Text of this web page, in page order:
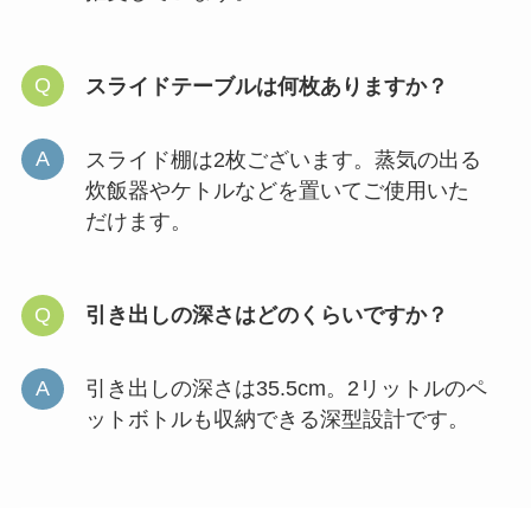
スライドテーブルは何枚ありますか？
スライド棚は2枚ございます。蒸気の出る
炊飯器やケトルなどを置いてご使用いた
だけます。
引き出しの深さはどのくらいですか？
引き出しの深さは35.5cm。2リットルのペ
ットボトルも収納できる深型設計です。